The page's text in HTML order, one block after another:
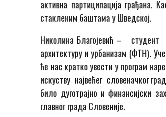
активна партиципација грађана.
стакленим баштама у Шведској.
Николина Благојевић –
архитектуру и урбанизам (ФТН).
ће нас кратко увести у програм
искуству највећег словеначког
било дуготрајно и финансијски
главног града Словеније.